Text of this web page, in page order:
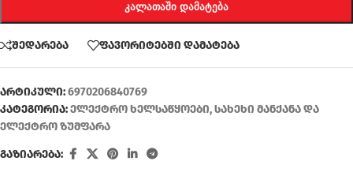
ᲙᲐᲚᲐᲗᲐᲨᲘ ᲓᲐᲛᲐᲢᲔᲑᲐ
შედარება ფავორიტებში დამატება
არტიკული:6970206840769
კატეგორია:ელექტრო ხელსაწყოები,სახეხი მანქანა და
ელექტრო ზუმფარა
გაზიარება: